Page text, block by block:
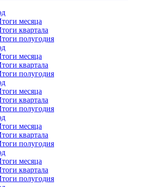
месяца
квартала
полугодия
месяца
квартала
полугодия
месяца
квартала
полугодия
месяца
квартала
полугодия
месяца
квартала
полугодия